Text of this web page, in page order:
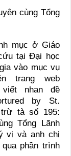
mục ở Giáo
tại Đại học
vào mục vụ
trang web
viết nhan đề
by St.
trừ tà số 195:
Tổng Lãnh
vị và anh chị
phần trình